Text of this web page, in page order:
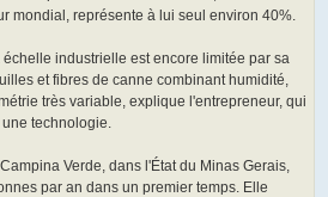
mondial, représente à lui seul environ 40%.
échelle industrielle est encore limitée par sa
et fibres de canne combinant humidité,
très variable, explique l'entrepreneur, qui
technologie.
Verde, dans l'État du Minas Gerais,
par an dans un premier temps. Elle